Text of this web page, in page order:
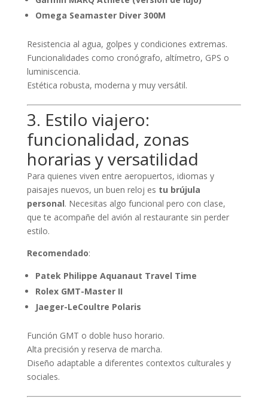
Omega Seamaster Diver 300M
Resistencia al agua, golpes y condiciones extremas.
Funcionalidades como cronógrafo, altímetro, GPS o
luminiscencia.
Estética robusta, moderna y muy versátil.
3. Estilo viajero:
funcionalidad, zonas
horarias y versatilidad
Para quienes viven entre aeropuertos, idiomas y
paisajes nuevos, un buen reloj es tu brújula
personal. Necesitas algo funcional pero con clase,
que te acompañe del avión al restaurante sin perder
estilo.
Recomendado:
Patek Philippe Aquanaut Travel Time
Rolex GMT-Master II
Jaeger-LeCoultre Polaris
Función GMT o doble huso horario.
Alta precisión y reserva de marcha.
Diseño adaptable a diferentes contextos culturales y
sociales.